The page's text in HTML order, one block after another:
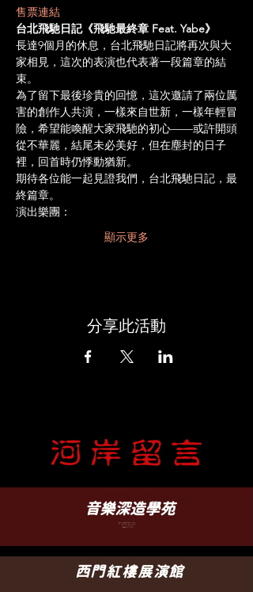
售票連結
台北飛馳日記《飛馳最終章 Feat. Yabe》
長達9個月的休息，台北飛馳日記將再次與大
家相見，這次的表演也代表著一段篇章的結
束。
為了留下最後珍貴的回憶，這次邀請了兩位厲
害的創作人共演，一樣來自世新，一樣年輕冒
險，希望能喚醒大家飛馳的初心——或許開頭
從不華麗，結尾未必美好，但在塵封的日子
裡，回首時仍悸動猶新。
期待各位能一起見證我們，台北飛馳日記，最
終篇章。
演出樂團：
顯示更多
分享此活動
​音樂深造學苑
西門紅樓展演館